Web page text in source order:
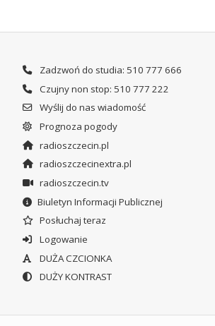
Zadzwoń do studia: 510 777 666
Czujny non stop: 510 777 222
Wyślij do nas wiadomość
Prognoza pogody
radioszczecin.pl
radioszczecinextra.pl
radioszczecin.tv
Biuletyn Informacji Publicznej
Posłuchaj teraz
Logowanie
DUŻA CZCIONKA
DUŻY KONTRAST